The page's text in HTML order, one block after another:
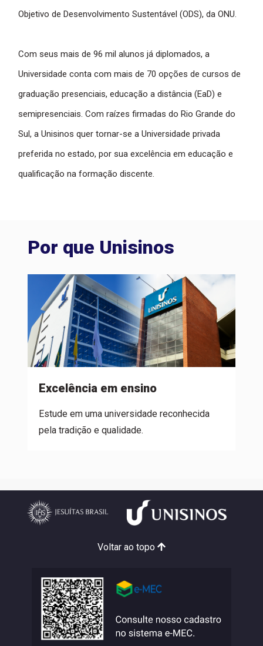
Objetivo de Desenvolvimento Sustentável (ODS), da ONU.
Com seus mais de 96 mil alunos já diplomados, a
Universidade conta com mais de 70 opções de cursos de
graduação presenciais, educação a distância (EaD) e
semipresenciais. Com raízes firmadas do Rio Grande do
Sul, a Unisinos quer tornar-se a Universidade privada
preferida no estado, por sua excelência em educação e
qualificação na formação discente.
Por que Unisinos
Excelência em ensino
Estude em uma universidade reconhecida
pela tradição e qualidade.
Voltar ao topo